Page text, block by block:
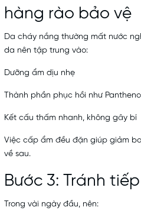
hàng rào bảo vệ
Da cháy nắng thường mất nước
da nên tập trung vào:
Dưỡng ẩm dịu nhẹ
Thành phần phục hồi như
Kết cấu thấm nhanh, không gây bí
Việc cấp ẩm đều đặn giúp giảm
về sau.
Bước 3: Tránh
Trong vài ngày đầu, nên: